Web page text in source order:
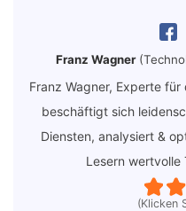
Franz Wagner
Franz Wagner, Experte
beschäftigt sich
Diensten, analysiert &
Lesern wertvolle
(Klicken